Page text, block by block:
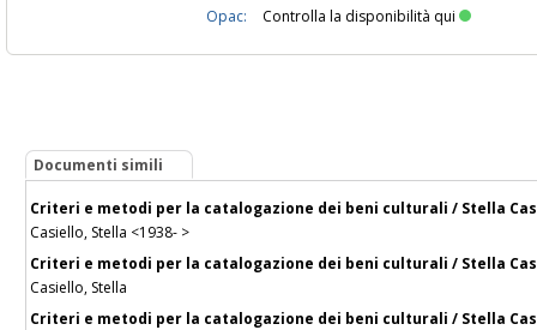
Opac:
Controlla la disponibilità qui
Documenti simili
Criteri e metodi per la catalogazione dei beni culturali / Stella
Casiello, Stella <1938- >
Criteri e metodi per la catalogazione dei beni culturali / Stella
Casiello, Stella
Criteri e metodi per la catalogazione dei beni culturali / Stella